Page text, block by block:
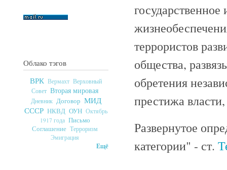
Облако тэгов
ВРК Вермахт Верховный
Совет Вторая мировая
Дневник Договор МИД
СССР НКВД ОУН Октябрь
1917 года Письмо
Соглашение Терроризм
Эмиграция
Ещё
террористов
общества,
обретения
престижа
Развернутое
категории" - ст.